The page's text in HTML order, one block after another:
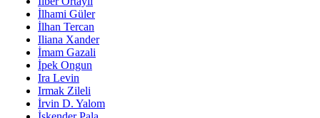
İlhami Güler
İlhan Tercan
Iliana Xander
İmam Gazali
İpek Ongun
Ira Levin
Irmak Zileli
İrvin D. Yalom